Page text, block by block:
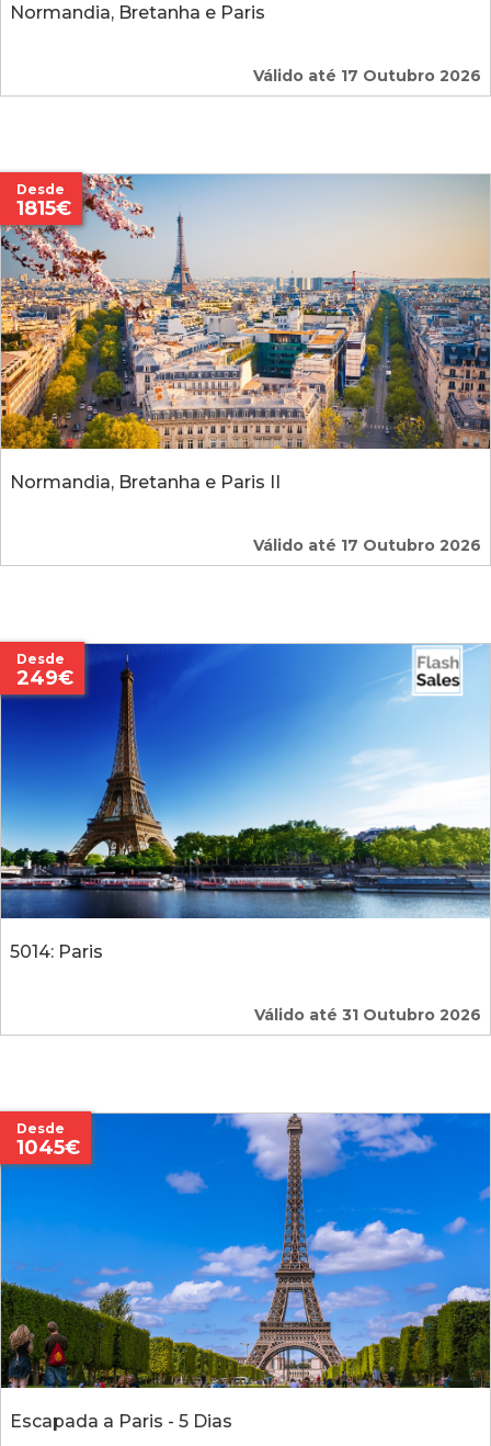
Normandia, Bretanha e Paris
Válido até 17 Outubro 2026
Normandia, Bretanha e Paris II
Desde
1815€
Válido até 17 Outubro 2026
5014: Paris
Desde
249€
Válido até 31 Outubro 2026
Escapada a Paris - 5 Dias
Desde
1045€